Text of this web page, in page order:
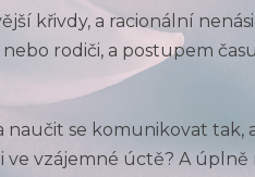
křivdy, a racionální
rodiči, a postupem
naučit se komunikovat tak,
vzájemné úctě? A